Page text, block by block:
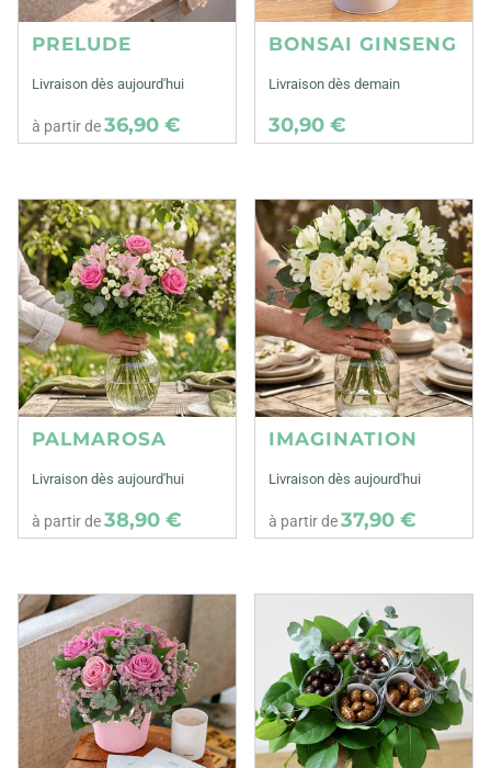
PRELUDE
Livraison dès aujourd'hui
à partir de36,90 €
BONSAI GINSENG
Livraison dès demain
30,90 €
PALMAROSA
Livraison dès aujourd'hui
à partir de38,90 €
IMAGINATION
Livraison dès aujourd'hui
à partir de37,90 €